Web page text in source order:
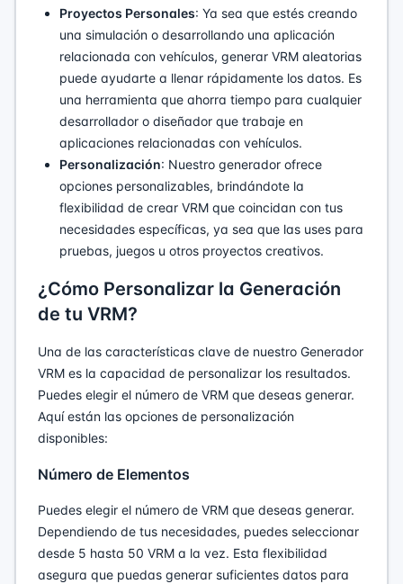
Proyectos Personales: Ya sea que estés creando
una simulación o desarrollando una aplicación
relacionada con vehículos, generar VRM aleatorias
puede ayudarte a llenar rápidamente los datos. Es
una herramienta que ahorra tiempo para cualquier
desarrollador o diseñador que trabaje en
aplicaciones relacionadas con vehículos.
Personalización: Nuestro generador ofrece
opciones personalizables, brindándote la
flexibilidad de crear VRM que coincidan con tus
necesidades específicas, ya sea que las uses para
pruebas, juegos u otros proyectos creativos.
¿Cómo Personalizar la Generación
de tu VRM?
Una de las características clave de nuestro Generador
VRM es la capacidad de personalizar los resultados.
Puedes elegir el número de VRM que deseas generar.
Aquí están las opciones de personalización
disponibles:
Número de Elementos
Puedes elegir el número de VRM que deseas generar.
Dependiendo de tus necesidades, puedes seleccionar
desde 5 hasta 50 VRM a la vez. Esta flexibilidad
asegura que puedas generar suficientes datos para